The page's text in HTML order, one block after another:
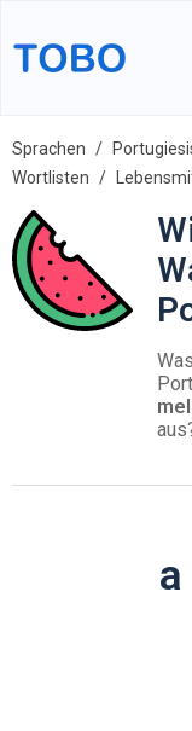
Sprachen
Wortlisten